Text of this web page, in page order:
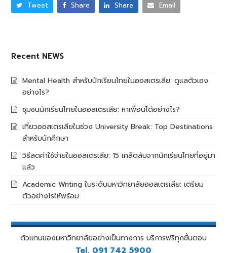
Tweet Share Share Email
Recent NEWS
Mental Health สำหรับนักเรียนไทยในออสเตรเลีย: ดูแลตัวเอง
อย่างไร?
ชุมชนนักเรียนไทยในออสเตรเลีย: หาเพื่อนได้อย่างไร?
เที่ยวออสเตรเลียในช่วง University Break: Top Destinations
สำหรับนักศึกษา
วิธีลดค่าใช้จ่ายในออสเตรเลีย: 15 เคล็ดลับจากนักเรียนไทยที่อยู่มา
แล้ว
Academic Writing ในระดับมหาวิทยาลัยออสเตรเลีย: เตรียม
ตัวอย่างไรให้พร้อม
ตัวแทนของมหาวิทยาลัยอย่างเป็นทางการ บริการฟรีทุกขั้นตอน
Tel. 091 742 5900